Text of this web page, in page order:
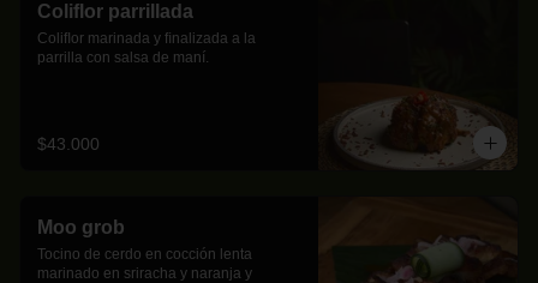
Coliflor parrillada
Coliﬂor marinada y ﬁnalizada a la
parrilla con salsa de maní.
$43.000
Moo grob
Tocino de cerdo en cocción lenta
marinado en sriracha y naranja y